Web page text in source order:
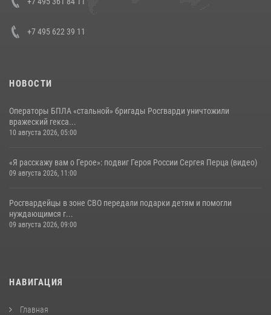
06 августа 2026, 14:47
+7 495 622 39 11
НОВОСТИ
Операторы БПЛА «стальной» бригады Росгварди уничтожили
вражеский гекса...
10 августа 2026, 05:00
«Я расскажу вам о Герое»: подвиг Героя России Сергея Перца (видео)
09 августа 2026, 11:00
Росгвардейцы в зоне СВО передали подарки детям и помогли
нуждающимся г...
09 августа 2026, 09:00
НАВИГАЦИЯ
Главная